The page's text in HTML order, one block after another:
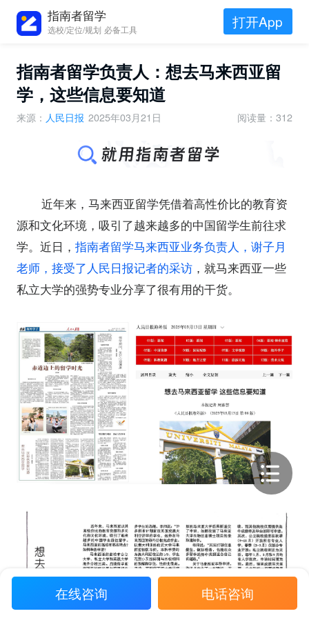
指南者留学
选校/定位/规划 必备工具 打开App
指南者留学负责人：想去马来西亚留
学，这些信息要知道
来源： 人民日报 2025年03月21日 阅读量：312
近年来，马来西亚留学凭借着高性价比的教育资
源和文化环境，吸引了越来越多的中国留学生前往求
学。近日， 指南者留学马来西亚业务负责人，谢子月
老师，接受了人民日报记者的采访，就马来西亚一些
私立大学的强势专业分享了很有用的干货。
在线咨询 电话咨询